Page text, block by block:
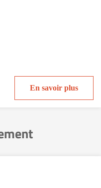
En savoir plus